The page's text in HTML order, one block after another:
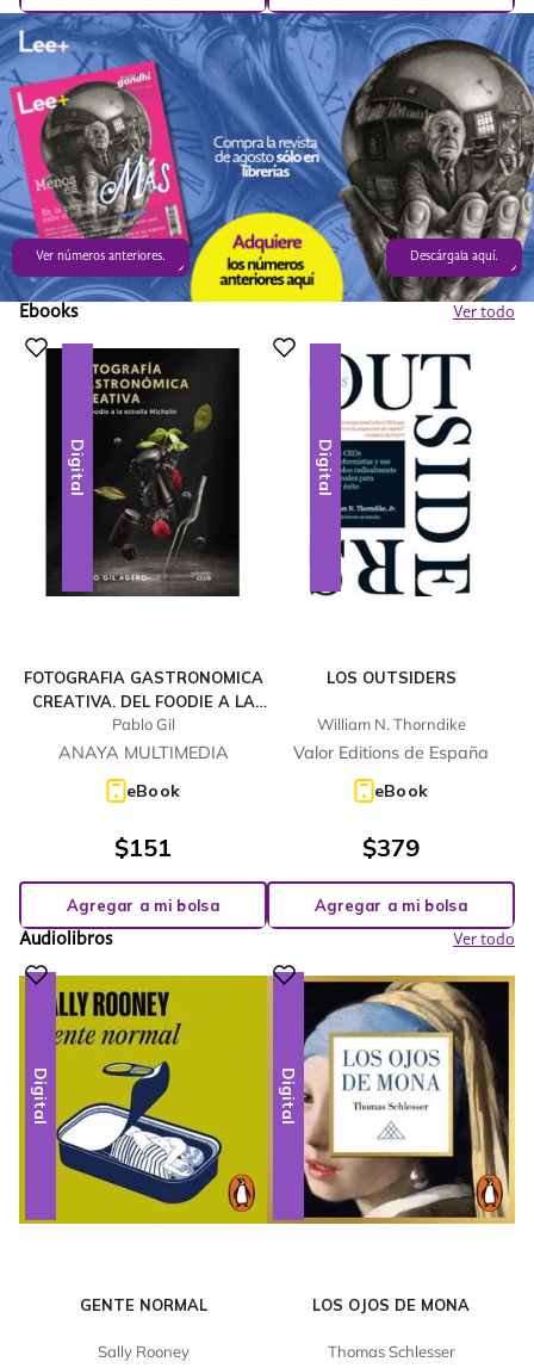
Ver números anteriores. Descárgala aquí.
Ebooks Ver todo
Digital
FOTOGRAFIA GASTRONOMICA
CREATIVA. DEL FOODIE A LA
ESTRELLA MICHELIN
Pablo Gil
ANAYA MULTIMEDIA
eBook
$151
Agregar a mi bolsa
Digital
LOS OUTSIDERS
William N. Thorndike
Valor Editions de España
eBook
$379
Agregar a mi bolsa
Audiolibros
Ver todo
Digital
GENTE NORMAL
Sally Rooney
Digital
LOS OJOS DE MONA
Thomas Schlesser